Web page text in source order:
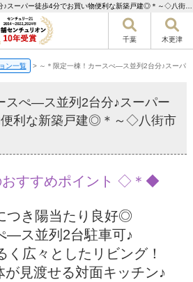
千葉 木更津
ン一覧 > ～＊限定一棟！カースぺ―ス並列2台分♪スー
スぺ―ス並列2台分♪スーパー
便利な新築戸建◎＊～◇八街市
すすめポイント ◇＊◆
つき陽当たり良好◎
―ス並列2台駐車可♪
広々としたリビング！
見渡せる対面キッチン♪